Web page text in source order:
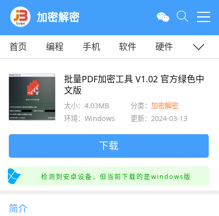
加密解密
首页 编程 手机 软件
硬件
批量PDF加密工具 V1.02 官方绿色中
文版
大小：4.03MB 分类：加密解密
环境：Windows
更新：2024-03-13
下载
检测到安卓设备，但当前下载的是windows版
简介